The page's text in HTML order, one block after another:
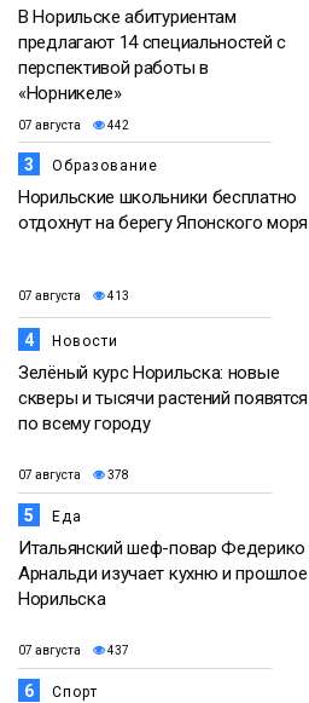
В Норильске абитуриентам
предлагают 14 специальностей с
перспективой работы в
«Норникеле»
07 августа 442
3 Образование
Норильские школьники бесплатно
отдохнут на берегу Японского моря
07 августа 413
4 Новости
Зелёный курс Норильска: новые
скверы и тысячи растений появятся
по всему городу
07 августа 378
5 Еда
Итальянский шеф-повар Федерико
Арнальди изучает кухню и прошлое
Норильска
07 августа 437
6 Спорт